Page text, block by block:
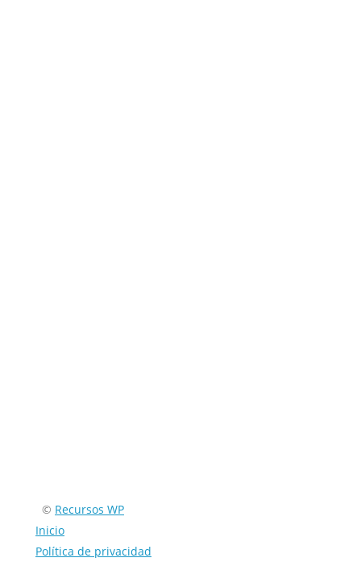
Encuéntranos en:
© Recursos WP
Inicio
Política de privacidad